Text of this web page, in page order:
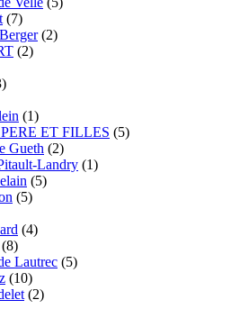
(7)
(2)
(2)
(1)
ET FILLES (5)
Gueth (2)
Landry (1)
(5)
(5)
(4)
(8)
Lautrec (5)
(10)
(2)